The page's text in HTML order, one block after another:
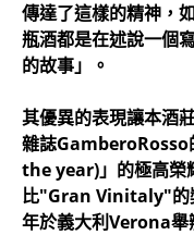
傳達了這樣的精神，
瓶酒都是在述說一個
的故事」。
其優異的表現讓本酒
雜誌
the year)」的極高榮
比"Gran Vinitaly"的
年於義大利Verona舉